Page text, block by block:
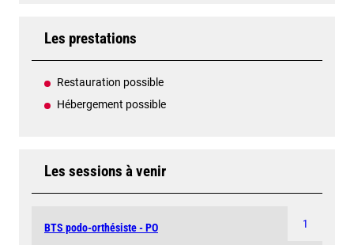
Les prestations
Restauration possible
Hébergement possible
Les sessions à venir
1
BTS podo-orthésiste - PO